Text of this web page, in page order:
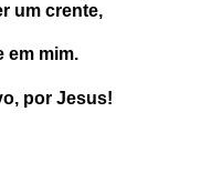
um crente,
em mim.
por Jesus!